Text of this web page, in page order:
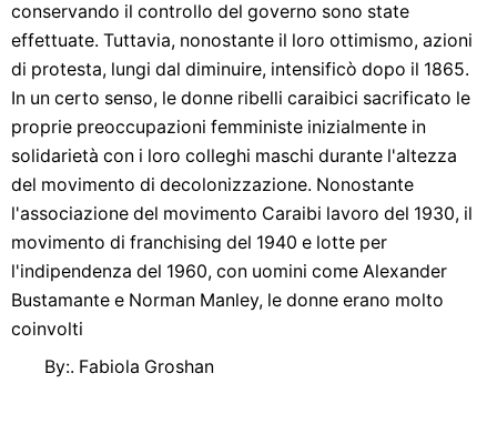
conservando il controllo del governo sono state
effettuate. Tuttavia, nonostante il loro ottimismo, azioni
di protesta, lungi dal diminuire, intensificò dopo il 1865.
In un certo senso, le donne ribelli caraibici sacrificato le
proprie preoccupazioni femministe inizialmente in
solidarietà con i loro colleghi maschi durante l'altezza
del movimento di decolonizzazione. Nonostante
l'associazione del movimento Caraibi lavoro del 1930, il
movimento di franchising del 1940 e lotte per
l'indipendenza del 1960, con uomini come Alexander
Bustamante e Norman Manley, le donne erano molto
coinvolti
By:. Fabiola Groshan